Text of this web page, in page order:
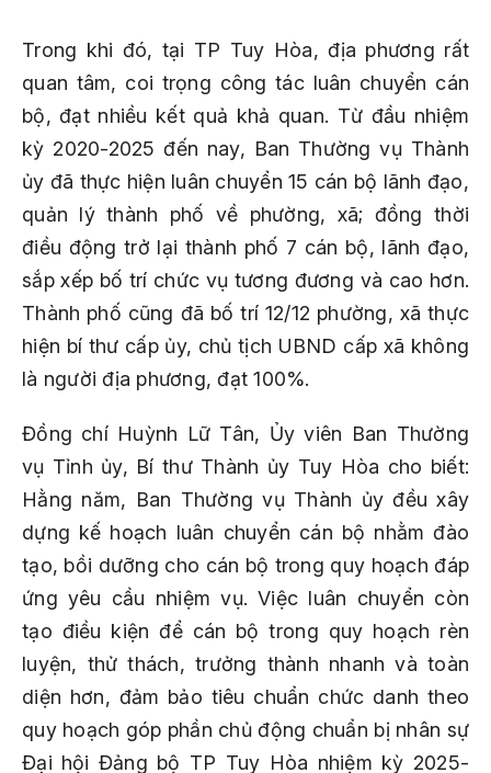
Trong khi đó, tại TP Tuy Hòa, địa phương rất
quan tâm, coi trọng công tác luân chuyển cán
bộ, đạt nhiều kết quả khả quan. Từ đầu nhiệm
kỳ 2020-2025 đến nay, Ban Thường vụ Thành
ủy đã thực hiện luân chuyển 15 cán bộ lãnh đạo,
quản lý thành phố về phường, xã; đồng thời
điều động trở lại thành phố 7 cán bộ, lãnh đạo,
sắp xếp bố trí chức vụ tương đương và cao hơn.
Thành phố cũng đã bố trí 12/12 phường, xã thực
hiện bí thư cấp ủy, chủ tịch UBND cấp xã không
là người địa phương, đạt 100%.
Đồng chí Huỳnh Lữ Tân, Ủy viên Ban Thường
vụ Tỉnh ủy, Bí thư Thành ủy Tuy Hòa cho biết:
Hằng năm, Ban Thường vụ Thành ủy đều xây
dựng kế hoạch luân chuyển cán bộ nhằm đào
tạo, bồi dưỡng cho cán bộ trong quy hoạch đáp
ứng yêu cầu nhiệm vụ. Việc luân chuyển còn
tạo điều kiện để cán bộ trong quy hoạch rèn
luyện, thử thách, trưởng thành nhanh và toàn
diện hơn, đảm bảo tiêu chuẩn chức danh theo
quy hoạch góp phần chủ động chuẩn bị nhân sự
Đại hội Đảng bộ TP Tuy Hòa nhiệm kỳ 2025-